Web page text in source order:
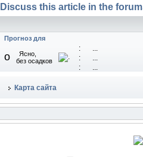
Discuss this article in the
Прогноз для
o
Ясно,
без осадков
:
...
:
...
:
...
Карта сайта